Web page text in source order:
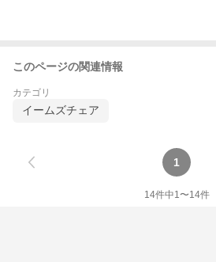
このページの関連情報
カテゴリ
イームズチェア
1
14件中1〜14件